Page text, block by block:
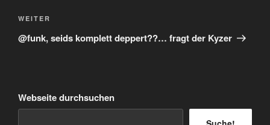
Nächster
Beitrag
WEITER
‪@funk,‬ seids komplett deppert??… fragt der Kyzer
Webseite durchsuchen